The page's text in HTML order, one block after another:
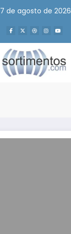
7 de agosto de 2026